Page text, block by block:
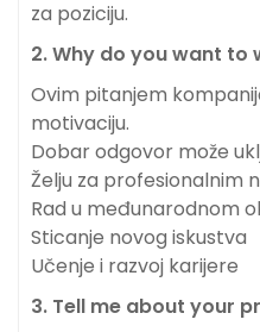
za poziciju.
2. Why do you want to
Ovim pitanjem
motivaciju.
Dobar odgovor može
Želju za profesionalnim
Rad u međunarodnom
Sticanje novog iskustva
Učenje i razvoj karijere
3. Tell me about your